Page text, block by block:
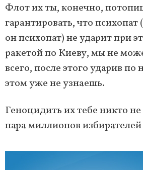
Флот их ты, конечно,
гарантировать, что
он психопат) не ударит при
ракетой по Киеву, мы не
всего, после этого ударив
этом уже не узнаешь.
Геноцидить их тебе никто
пара миллионов